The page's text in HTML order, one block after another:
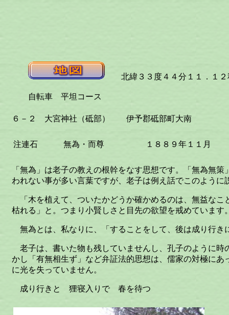
北緯３３度４４分１１．１２
自転車 平坦コース
６－２ 大宮神社（砥部） 伊予郡砥部町大南
注連石 無為・而尊 １８８９年１１月
「無為」は老子の教えの根幹をなす思想です。「無為無
われない事が多い言葉ですが、老子は例え話でこのように
「木を植えて、ついたかどうか確かめるのは、無益なこ
枯れる」と。つまり小賢しさと目先の欲望を戒めています
無為とは、私なりに、「することをして、後は成り行き
老子は、書いた物も残していませんし、孔子のように時
かし「有無相生ず」など弁証法的思想は、儒家の対極に
に光を失っていません。
成り行きと 狸寝入りで 春を待つ